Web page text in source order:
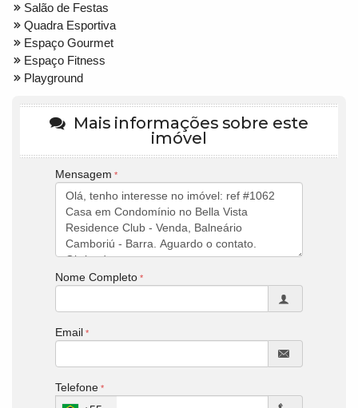
Salão de Festas
Quadra Esportiva
Espaço Gourmet
Espaço Fitness
Playground
Mais informações sobre este
imóvel
Mensagem
Nome Completo
Email
Telefone